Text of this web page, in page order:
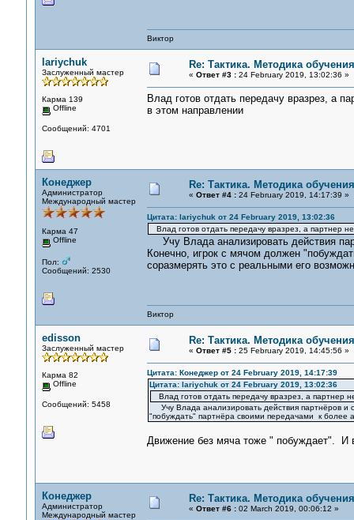
Виктор
lariychuk
Заслуженный мастер
Карма 139
Offline
Сообщений: 4701
Re: Тактика. Методика обучения
« Ответ #3 :24 February 2019, 13:02:36 »
Влад готов отдать передачу вразрез, а
в этом направлении
Конеджер
Администратор
Международный мастер
Карма 47
Offline
Пол:
Сообщений: 2530
Re: Тактика. Методика обучения
« Ответ #4 :24 February 2019, 14:17:39 »
Цитата: lariychuk от 24 February 2019, 13:02:36
Влад готов отдать передачу вразрез, а партнер
Учу Влада анализировать действия
Конечно, игрок с мячом должен
соразмерять это с реальными его
Виктор
edisson
Заслуженный мастер
Карма 82
Offline
Сообщений: 5458
Re: Тактика. Методика обучения
« Ответ #5 :25 February 2019, 14:45:56 »
Цитата: Конеджер от 24 February 2019, 14:17:39
Цитата: lariychuk от 24 February 2019, 13:02:36
Влад готов отдать передачу вразрез, а партнер
Учу Влада анализировать действия партнёров и
"побуждать" партнёра своими передачами к более
Движение без мяча тоже " побуждает". И
Конеджер
Администратор
Международный мастер
Re: Тактика. Методика обучения
« Ответ #6 :02 March 2019, 00:06:12 »